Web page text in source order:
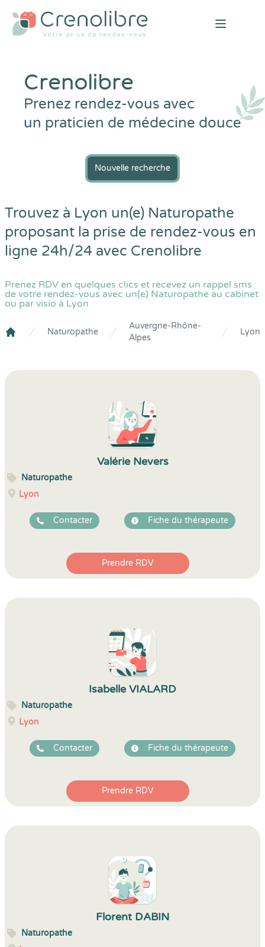
Open
Crenolibre
Prenez rendez-vous avec
un praticien de médecine douce
Nouvelle recherche
Trouvez à Lyon un(e) Naturopathe
proposant la prise de rendez-vous en
ligne 24h/24 avec Crenolibre
Prenez RDV en quelques clics et recevez un rappel sms
de votre rendez-vous avec un(e) Naturopathe au cabinet
ou par visio à Lyon
Naturopathe
Auvergne-Rhône-
Alpes
Lyon
Valérie Nevers
Naturopathe
Lyon
Contacter Fiche du thérapeute
Prendre RDV
Isabelle VIALARD
Naturopathe
Lyon
Contacter Fiche du thérapeute
Prendre RDV
Florent DABIN
Naturopathe